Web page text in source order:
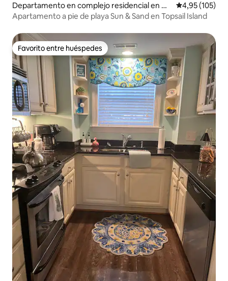
Departamento en complejo residencial en No
rth Topsail Beach
Calificación
4,95 (105)
Apartamento a pie de playa Sun & Sand en Topsail Island
Favorito entre huéspedes
Favorito entre huéspedes